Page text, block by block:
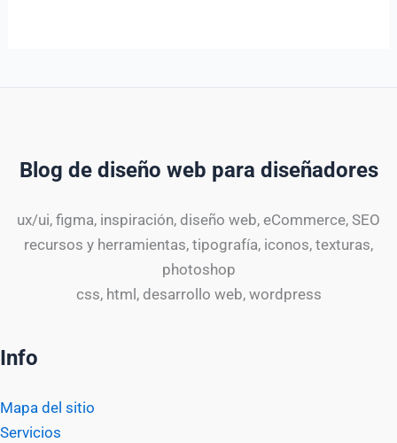
Blog de diseño web para diseñadores
ux/ui, figma, inspiración, diseño web, eCommerce, SEO
recursos y herramientas, tipografía, iconos, texturas,
photoshop
css, html, desarrollo web, wordpress
Info
Mapa del sitio
Servicios